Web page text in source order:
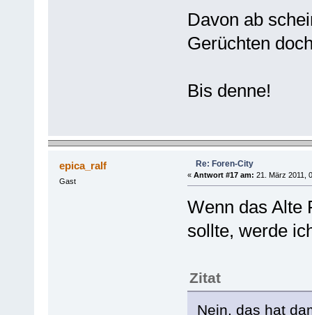
Davon ab
Gerüchten
Bis denne!
epica_ralf
Gast
Re: Foren-City
« Antwort #17 am: 21. März 2011,
Wenn das Alte
sollte, werde
Zitat
Nein, das hat